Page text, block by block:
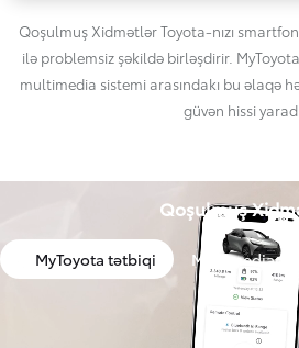
Qoşulmuş Xidmətlər Toyota-nızı
ilə problemsiz şəkildə birləşdirir.
multimedia sistemi arasındakı bu əlaqə
güvən hissi
Qoşulmuş
MyToyota tətbiqi